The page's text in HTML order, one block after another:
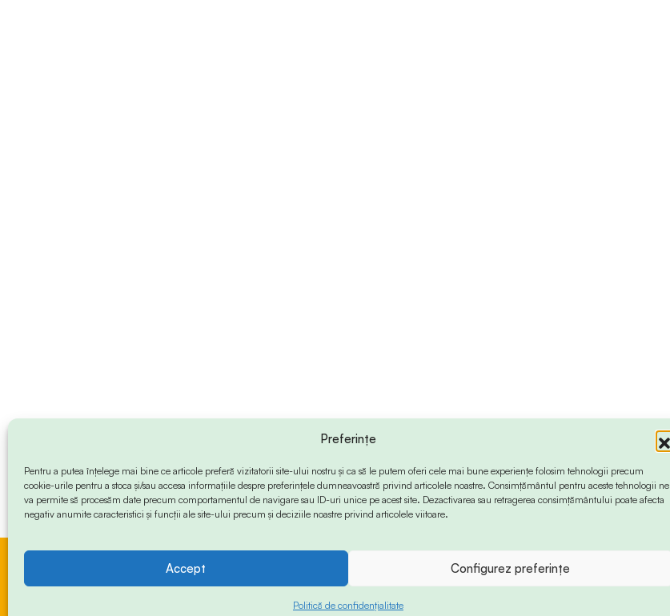
Preferințe
Pentru a putea înțelege mai bine ce articole preferă vizitatorii site-ului nostru și ca să le putem oferi cele mai bune experiențe folosim tehnologii precum
cookie-urile pentru a stoca și/sau accesa informațiile despre preferințele dumneavoastră privind articolele noastre. Consimțământul pentru aceste tehnologii ne
va permite să procesăm date precum comportamentul de navigare sau ID-uri unice pe acest site. Dezactivarea sau retragerea consimțământului poate afecta
negativ anumite caracteristici și funcții ale site-ului precum și deciziile noastre privind articolele viitoare.
Accept Configurez preferințe
Politică de confidențialitate
© 2024 Info-Sud-Est. All Rights Reserved.